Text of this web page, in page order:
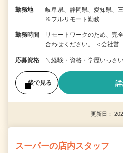
勤務地
岐阜県、静岡県、愛知県、
※フルリモート勤務
勤務時間
リモートワークのため、完
合わせください。 ＜会社営
応募資格 ＼経験・資格・学歴いっさ
後で見る
更新日：
スーパーの店内スタッフ